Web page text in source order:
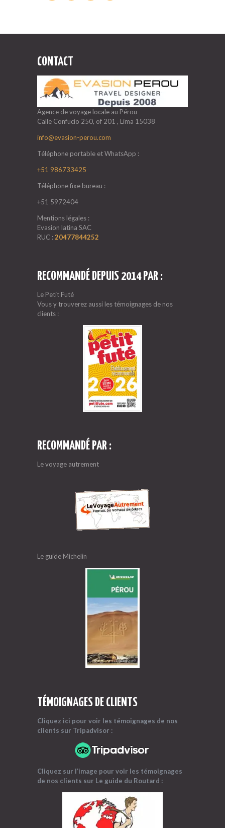
CONTACT
Agence de voyage locale au Pérou
Calle Confucio 250, of 201 , Lima 15038
info@evasion-perou.com
Téléphone portable et WhatsApp :
+51 986733425
Téléphone fixe bureau :
+51 5972404
Mentions légales :
Evasion latina SAC
RUC :20477844252
RECOMMANDÉ DEPUIS 2014 PAR :
Le Petit Futé
Vous y trouverez aussi les témoignages de nos
clients :
RECOMMANDÉ PAR :
Le voyage autrement
Le guide Michelin
TÉMOIGNAGES DE CLIENTS
Cliquez ici pour voir les témoignages de nos
clients sur Tripadvisor :
Cliquez sur l’image pour voir les témoignages
de nos clients sur Le guide du Routard :